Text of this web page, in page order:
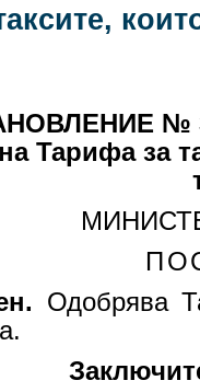
№
Тарифа за
Одобрява